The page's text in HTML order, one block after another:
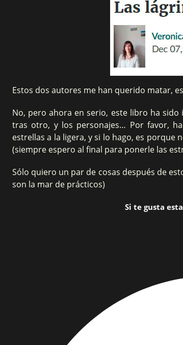
Estos dos autores me han querido matar,
No, pero ahora en serio, este libro ha
tras otro, y los personajes… Por favor,
estrellas a la ligera, y si lo hago, es porque
(siempre espero al final para ponerle las
Sólo quiero un par de cosas después de
son la mar de prácticos)
Si te gusta